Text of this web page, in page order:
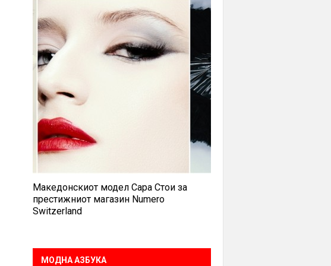
Македонскиот модел Сара Стои за
престижниот магазин Numero
Switzerland
МОДНА АЗБУКА